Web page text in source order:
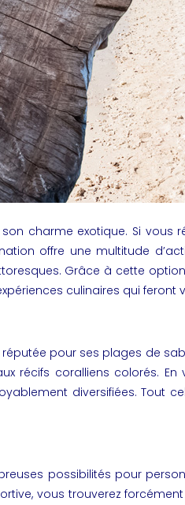
charme exotique. Si
offre une multitude
Grâce à cette
culinaires qui feront
pour ses plages de
récifs coralliens colorés. En
diversifiées. Tout
possibilités pour
vous trouverez